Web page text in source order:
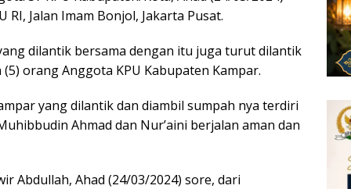
Jalan Imam Bonjol, Jakarta Pusat.
dilantik bersama dengan itu juga turut dilantik
orang Anggota KPU Kabupaten Kampar.
yang dilantik dan diambil sumpah nya terdiri
Ahmad dan Nur’aini berjalan aman dan
Abdullah, Ahad (24/03/2024) sore, dari